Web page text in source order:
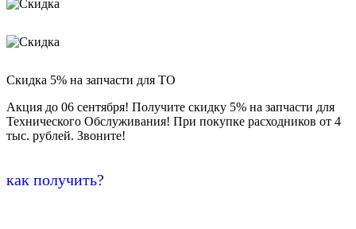
Скидка 5% на запчасти для ТО
Акция до 06 сентября! Получите скидку 5% на запчасти для
Технического Обслуживания! При покупке расходников от 4
тыс. рублей. Звоните!
как получить?